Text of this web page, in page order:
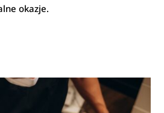
okazje.